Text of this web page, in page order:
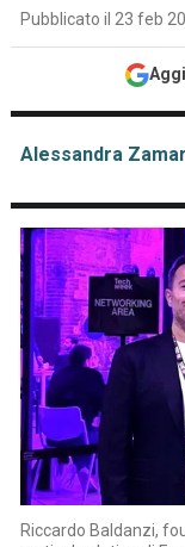
Pubblicato il 23 feb
Alessandra
Riccardo Baldanzi,